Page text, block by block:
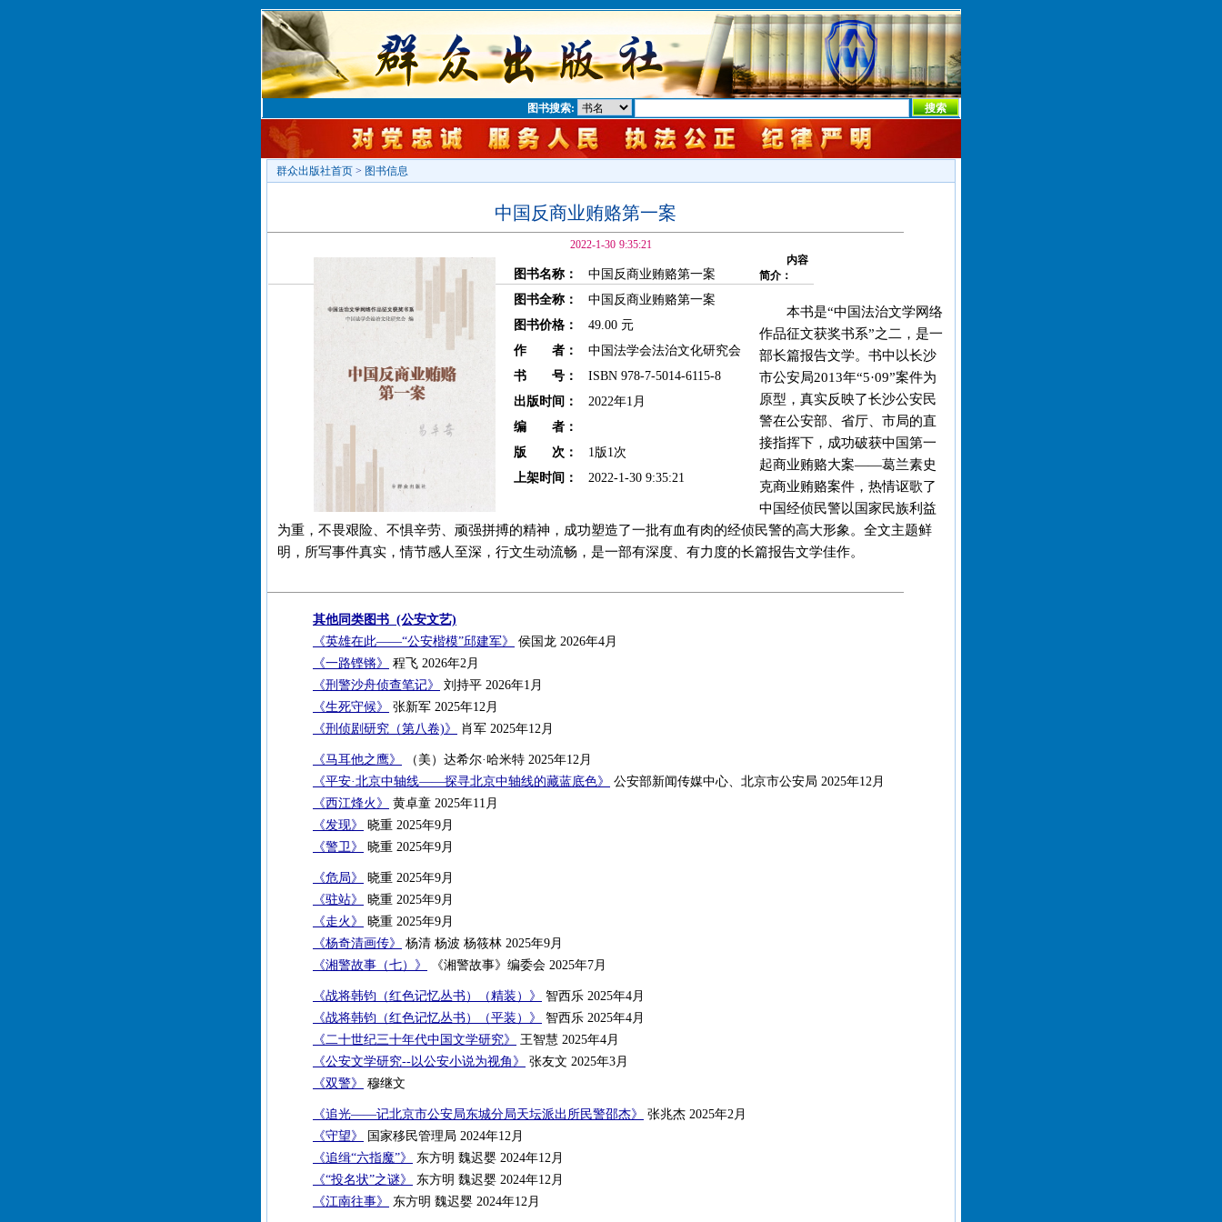
图书搜索:
群众出版社首页 > 图书信息
中国反商业贿赂第一案
2022-1-30 9:35:21
图书名称：
中国反商业贿赂第一案
图书全称：
中国反商业贿赂第一案
图书价格：
49.00 元
作 者：
中国法学会法治文化研究会
书 号：
ISBN 978-7-5014-6115-8
出版时间：
2022年1月
编 者：
版 次：
1版1次
上架时间：
2022-1-30 9:35:21
内容
简介：
本书是“中国法治文学网络
作品征文获奖书系”之二，是一
部长篇报告文学。书中以长沙
市公安局2013年“5·09”案件为
原型，真实反映了长沙公安民
警在公安部、省厅、市局的直
接指挥下，成功破获中国第一
起商业贿赂大案——葛兰素史
克商业贿赂案件，热情讴歌了
中国经侦民警以国家民族利益
为重，不畏艰险、不惧辛劳、顽强拼搏的精神，成功塑造了一批有血有肉的经侦民警的高大形象。全文主题鲜
明，所写事件真实，情节感人至深，行文生动流畅，是一部有深度、有力度的长篇报告文学佳作。
其他同类图书 (公安文艺)
《英雄在此——“公安楷模”邱建军》
侯国龙 2026年4月
《一路铿锵》
程飞 2026年2月
《刑警沙舟侦查笔记》
刘持平 2026年1月
《生死守候》
张新军 2025年12月
《刑侦剧研究（第八卷)》
肖军 2025年12月
《马耳他之鹰》
（美）达希尔·哈米特 2025年12月
《平安·北京中轴线——探寻北京中轴线的藏蓝底色》
公安部新闻传媒中心、北京市公安局 2025年12月
《西江烽火》
黄卓童 2025年11月
《发现》
晓重 2025年9月
《警卫》
晓重 2025年9月
《危局》
晓重 2025年9月
《驻站》
晓重 2025年9月
《走火》
晓重 2025年9月
《杨奇清画传》
杨清 杨波 杨筱林 2025年9月
《湘警故事（七）》
《湘警故事》编委会 2025年7月
《战将韩钧（红色记忆丛书）（精装）》
智西乐 2025年4月
《战将韩钧（红色记忆丛书）（平装）》
智西乐 2025年4月
《二十世纪三十年代中国文学研究》
王智慧 2025年4月
《公安文学研究--以公安小说为视角》
张友文 2025年3月
《双警》
穆继文
《追光——记北京市公安局东城分局天坛派出所民警邵杰》
张兆杰 2025年2月
《守望》
国家移民管理局 2024年12月
《追缉“六指魔”》
东方明 魏迟婴 2024年12月
《“投名状”之谜》
东方明 魏迟婴 2024年12月
《江南往事》
东方明 魏迟婴 2024年12月